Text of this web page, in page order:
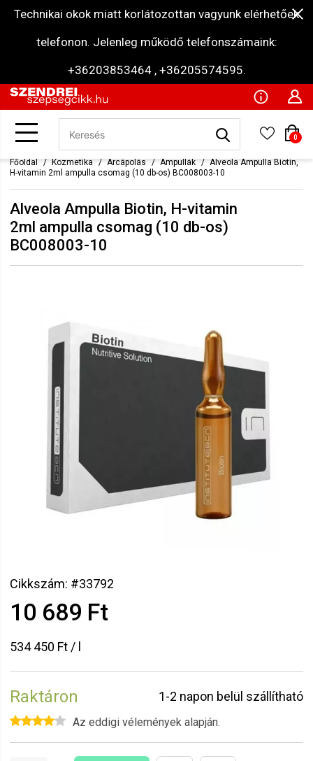
Technikai okok miatt korlátozottan vagyunk elérhetőek
telefonon. Jelenleg működő telefonszámaink:
+36203853464 , +36205574595.
0
Főoldal Kozmetika Arcápolás Ampullák
Alveola Ampulla Biotin,
H-vitamin 2ml ampulla csomag (10 db-os) BC008003-10
Alveola Ampulla Biotin, H-vitamin
2ml ampulla csomag (10 db-os)
BC008003-10
Cikkszám: #33792
10 689 Ft
534 450 Ft / l
Raktáron 1-2 napon belül szállítható
Az eddigi vélemények alapján.